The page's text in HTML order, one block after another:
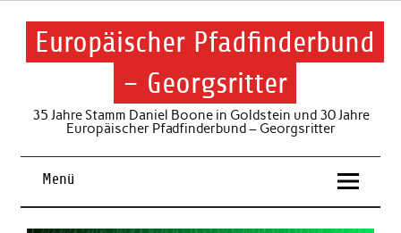
Skip
contentEuropäischer Pfadfinderbund
– Georgsritter
35 Jahre Stamm Daniel Boone in Goldstein und 30 Jahre
Europäischer Pfadfinderbund – Georgsritter
Menü